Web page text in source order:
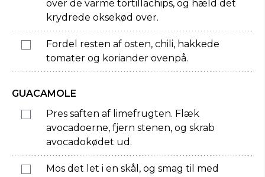
over de varme tortillachips, og hæld det
krydrede oksekød over.
Fordel resten af osten, chili, hakkede
tomater og koriander ovenpå.
GUACAMOLE
Pres saften af limefrugten. Flæk
avocadoerne, fjern stenen, og skrab
avocadokødet ud.
Mos det let i en skål, og smag til med